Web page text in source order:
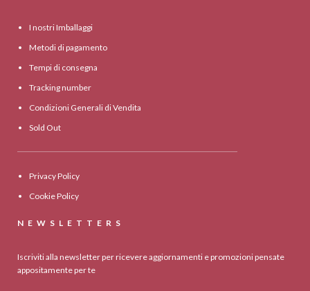
I nostri Imballaggi
Metodi di pagamento
Tempi di consegna
Tracking number
Condizioni Generali di Vendita
Sold Out
Privacy Policy
Cookie Policy
NEWSLETTERS
Iscriviti alla newsletter per ricevere aggiornamenti e promozioni pensate
appositamente per te